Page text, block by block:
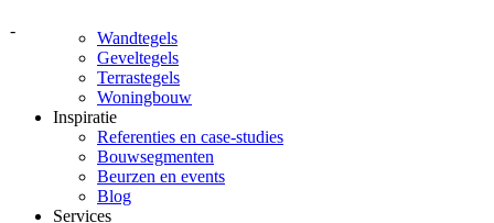
-
Wandtegels
Geveltegels
Terrastegels
Woningbouw
Inspiratie
Referenties en case-studies
Bouwsegmenten
Beurzen en events
Blog
Services